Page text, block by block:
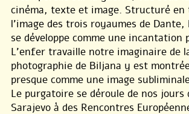
cinéma, texte et image. Structuré
l’image des trois royaumes de
se développe comme une incantation
L’enfer travaille notre imaginaire de
photographie de Biljana y est
presque comme une image
Le purgatoire se déroule de nos jours
Sarajevo à des Rencontres